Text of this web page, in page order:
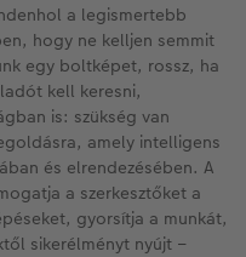
a legismertebb
hogy ne kelljen semmit
egy boltképet, rossz, ha
kell keresni,
is: szükség van
amely intelligens
és elrendezésében. A
a szerkesztőket a
gyorsítja a munkát,
sikerélményt nyújt –